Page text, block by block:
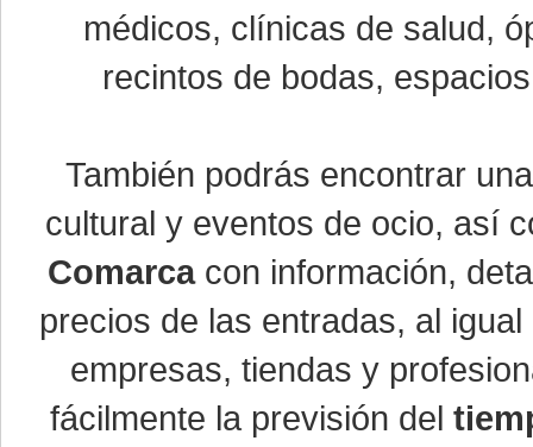
médicos, clínicas de salud,
recintos de bodas,
También podrás encontrar
cultural y eventos de ocio, así
Comarcacon información,
precios de las entradas, al
empresas, tiendas y
fácilmente la previsión del